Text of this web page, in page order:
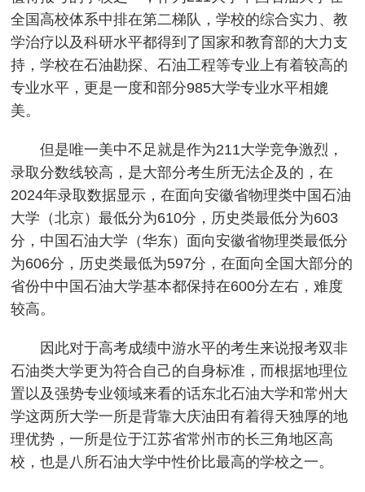
全国高校体系中排在第二梯队，学校的综合实力、教
学治疗以及科研水平都得到了国家和教育部的大力支
持，学校在石油勘探、石油工程等专业上有着较高的
专业水平，更是一度和部分985大学专业水平相媲
美。
但是唯一美中不足就是作为211大学竞争激烈，
录取分数线较高，是大部分考生所无法企及的，在
2024年录取数据显示，在面向安徽省物理类中国石油
大学（北京）最低分为610分，历史类最低分为603
分，中国石油大学（华东）面向安徽省物理类最低分
为606分，历史类最低为597分，在面向全国大部分的
省份中中国石油大学基本都保持在600分左右，难度
较高。
因此对于高考成绩中游水平的考生来说报考双非
石油类大学更为符合自己的自身标准，而根据地理位
置以及强势专业领域来看的话东北石油大学和常州大
学这两所大学一所是背靠大庆油田有着得天独厚的地
理优势，一所是位于江苏省常州市的长三角地区高
校，也是八所石油大学中性价比最高的学校之一。